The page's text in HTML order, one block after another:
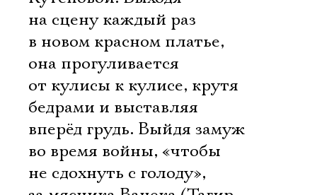
на сцену каждый раз
в новом красном платье,
она прогуливается
от кулисы к кулисе, крутя
бедрами и выставляя
вперёд грудь. Выйдя замуж
во время войны, «чтобы
не сдохнуть с голоду»,